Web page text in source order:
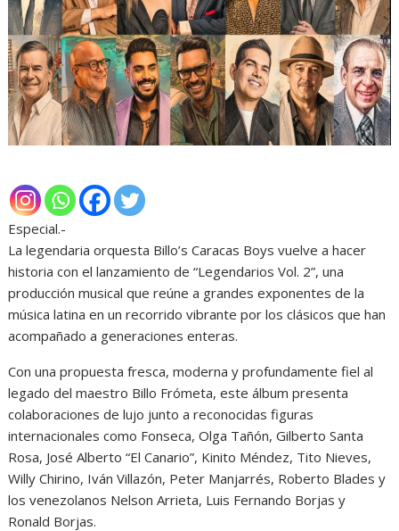
Especial.-
La legendaria orquesta Billo’s Caracas Boys vuelve a hacer
historia con el lanzamiento de “Legendarios Vol. 2”, una
producción musical que reúne a grandes exponentes de la
música latina en un recorrido vibrante por los clásicos que han
acompañado a generaciones enteras.
Con una propuesta fresca, moderna y profundamente fiel al
legado del maestro Billo Frómeta, este álbum presenta
colaboraciones de lujo junto a reconocidas figuras
internacionales como Fonseca, Olga Tañón, Gilberto Santa
Rosa, José Alberto “El Canario”, Kinito Méndez, Tito Nieves,
Willy Chirino, Iván Villazón, Peter Manjarrés, Roberto Blades y
los venezolanos Nelson Arrieta, Luis Fernando Borjas y
Ronald Borjas.